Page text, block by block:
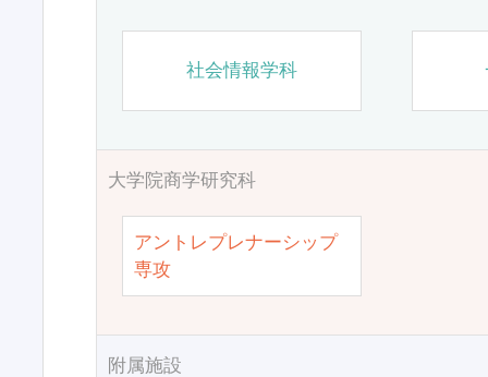
社会情報学科
大学院商学研究科
アントレプレナーシップ
専攻
附属施設